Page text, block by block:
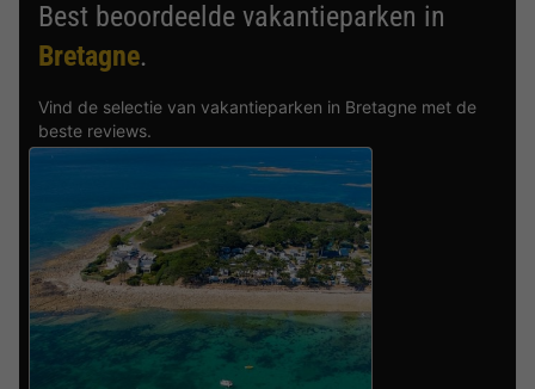
Best beoordeelde vakantieparken in
Bretagne.
Vind de selectie van vakantieparken in Bretagne met de
beste reviews.